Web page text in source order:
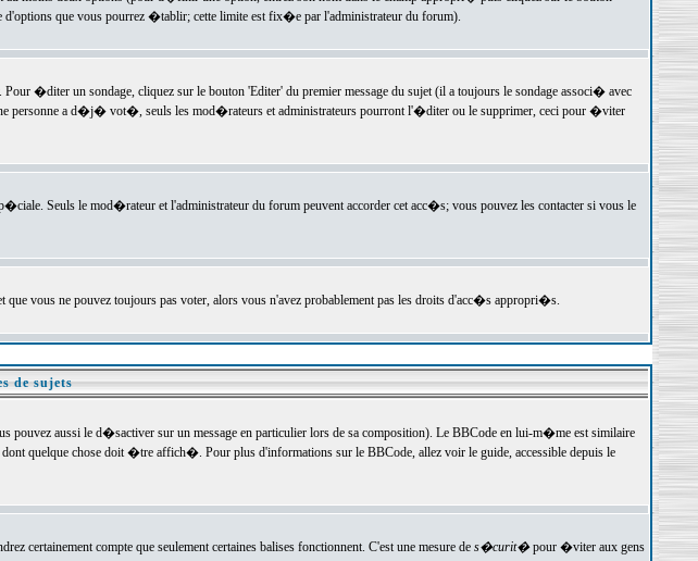
que vous pourrez �tablir; cette limite est fix�e par l'administrateur du forum).
�diter un sondage, cliquez sur le bouton 'Editer' du premier message du sujet (il a toujours le sondage associ� avec
personne a d�j� vot�, seuls les mod�rateurs et administrateurs pourront l'�diter ou le supprimer, ceci pour �viter
Seuls le mod�rateur et l'administrateur du forum peuvent accorder cet acc�s; vous pouvez les contacter si vous le
vous ne pouvez toujours pas voter, alors vous n'avez probablement pas les droits d'acc�s appropri�s.
de sujets
aussi le d�sactiver sur un message en particulier lors de sa composition). Le BBCode en lui-m�me est similaire
quelque chose doit �tre affich�. Pour plus d'informations sur le BBCode, allez voir le guide, accessible depuis le
compte que seulement certaines balises fonctionnent. C'est une mesure de s�curit�pour �viter aux gens